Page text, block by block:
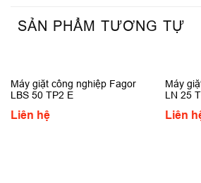
SẢN PHẨM TƯƠNG TỰ
Máy giặt công nghiệp Fagor
LBS 50 TP2 E
Liên hệ
Máy
LN 25
Liên